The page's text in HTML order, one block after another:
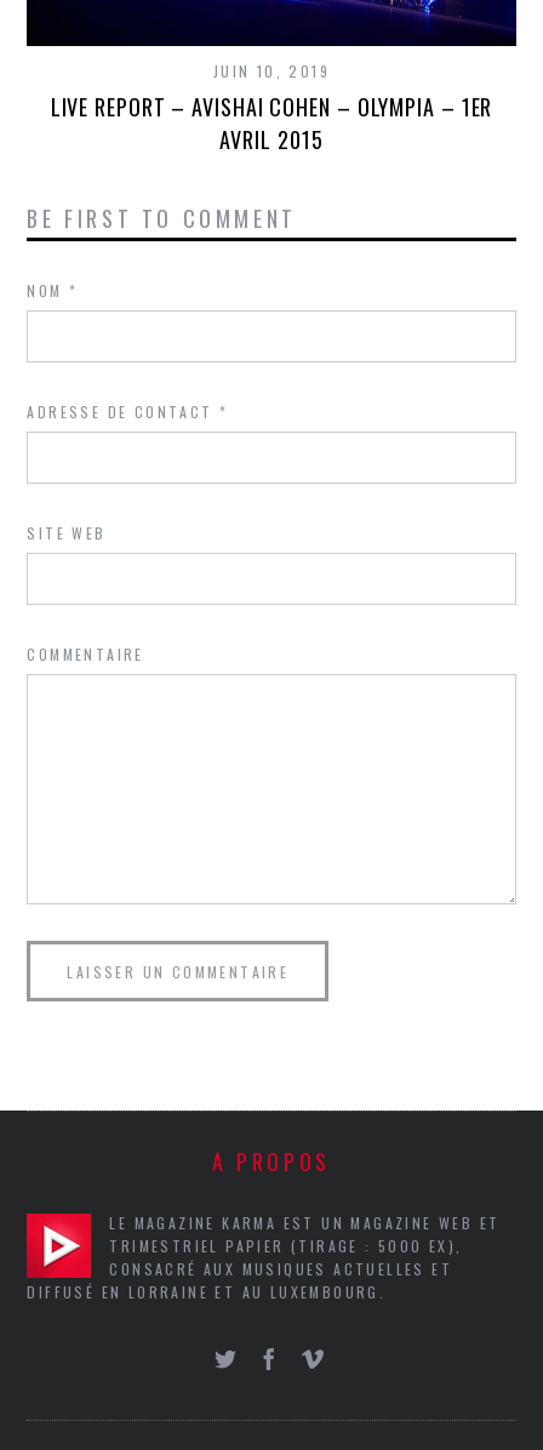
JUIN 10, 2019
LIVE REPORT – AVISHAI COHEN – OLYMPIA – 1ER
AVRIL 2015
BE FIRST TO COMMENT
NOM*
ADRESSE DE CONTACT*
SITE WEB
COMMENTAIRE
A PROPOS
LE MAGAZINE KARMA EST UN MAGAZINE WEB ET
TRIMESTRIEL PAPIER (TIRAGE : 5000 EX),
CONSACRÉ AUX MUSIQUES ACTUELLES ET
DIFFUSÉ EN LORRAINE ET AU LUXEMBOURG.